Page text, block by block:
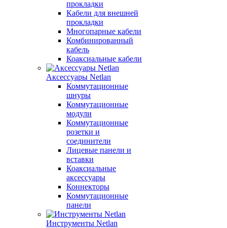
прокладки
Кабели для внешней
прокладки
Многопарные кабели
Комбинированный
кабель
Коаксиальные кабели
Аксессуары Netlan
Коммутационные
шнуры
Коммутационные
модули
Коммутационные
розетки и
соединители
Лицевые панели и
вставки
Коаксиальные
аксессуары
Коннекторы
Коммутационные
панели
Инструменты Netlan